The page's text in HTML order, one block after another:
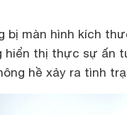
bị màn hình kích
hiển thị thực sự ấn
hề xảy ra tình